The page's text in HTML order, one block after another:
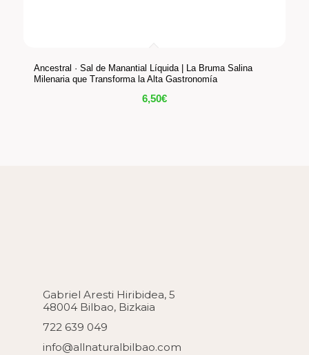
Ancestral · Sal de Manantial Líquida | La Bruma Salina
Milenaria que Transforma la Alta Gastronomía
6,50€
Gabriel Aresti Hiribidea, 5
48004 Bilbao, Bizkaia
722 639 049
info@allnaturalbilbao.com